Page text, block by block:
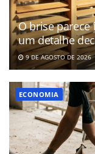
O brise parece
um detalhe
9 DE AGOSTO DE 2026
ECONOMIA